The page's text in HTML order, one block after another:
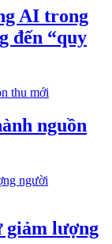
AI trong
đến “quy
nguồn
giảm lượng